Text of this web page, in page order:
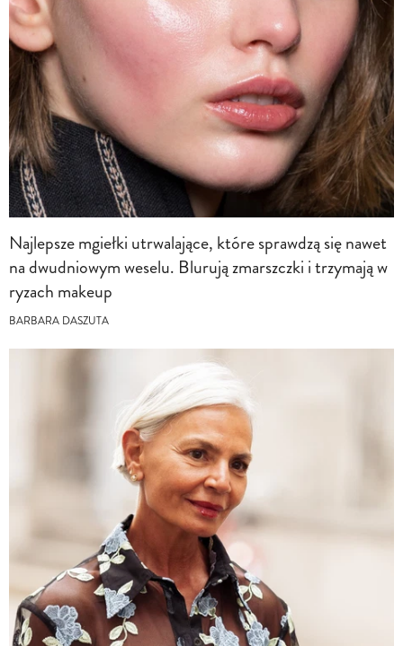
Najlepsze mgiełki utrwalające, które sprawdzą się nawet
na dwudniowym weselu. Blurują zmarszczki i trzymają w
ryzach makeup
BARBARA DASZUTA